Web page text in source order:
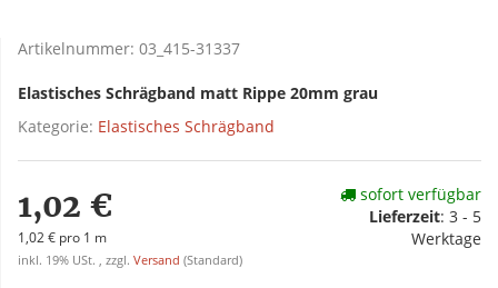
Artikelnummer: 03_415-31337
Elastisches Schrägband matt Rippe 20mm grau
Kategorie: Elastisches Schrägband
1,02 €
1,02 € pro 1 m
inkl. 19% USt. , zzgl. Versand (Standard)
sofort verfügbar
Lieferzeit: 3 - 5
Werktage